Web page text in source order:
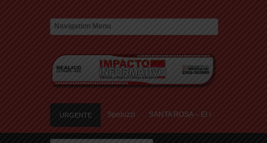
URGENTE
y tres heridos cerca de Speluzzi SANTA ROSA – El municipio plantó
contra de la «Ley de Tierras» River lo descartó y el pibe Jaime brilla en